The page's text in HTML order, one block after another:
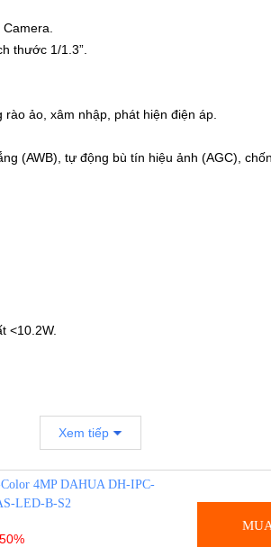
thước 1/1.3”.
ảo, xâm nhập, phát hiện điện áp.
(AWB), tự động bù tín hiệu ảnh (AGC),
<10.2W.
AS-LED-B-S2
ảnh và thông tin tại:http://
Camera an ninh
Xem tiếp
4MP DAHUA DH-IPC-
LED-B-S2